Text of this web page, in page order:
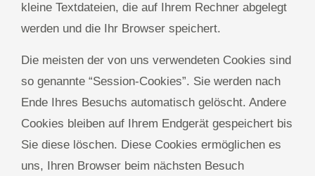
kleine Textdateien, die auf Ihrem Rechner abgelegt
werden und die Ihr Browser speichert.
Die meisten der von uns verwendeten Cookies sind
so genannte “Session-Cookies”. Sie werden nach
Ende Ihres Besuchs automatisch gelöscht. Andere
Cookies bleiben auf Ihrem Endgerät gespeichert bis
Sie diese löschen. Diese Cookies ermöglichen es
uns, Ihren Browser beim nächsten Besuch